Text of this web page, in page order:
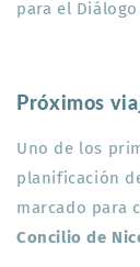
para el
Próximos
Uno de los
planificación
marcado para
Concilio de